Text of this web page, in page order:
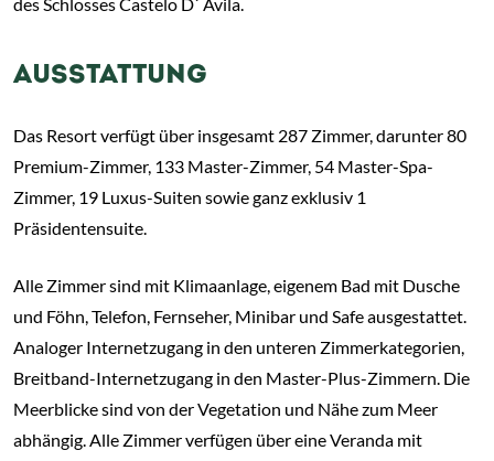
AUSSTATTUNG
Das Resort verfügt über insgesamt 287 Zimmer, darunter 80
Premium-Zimmer, 133 Master-Zimmer, 54 Master-Spa-
Zimmer, 19 Luxus-Suiten sowie ganz exklusiv 1
Präsidentensuite.
Alle Zimmer sind mit Klimaanlage, eigenem Bad mit Dusche
und Föhn, Telefon, Fernseher, Minibar und Safe ausgestattet.
Analoger Internetzugang in den unteren Zimmerkategorien,
Breitband-Internetzugang in den Master-Plus-Zimmern. Die
Meerblicke sind von der Vegetation und Nähe zum Meer
abhängig. Alle Zimmer verfügen über eine Veranda mit